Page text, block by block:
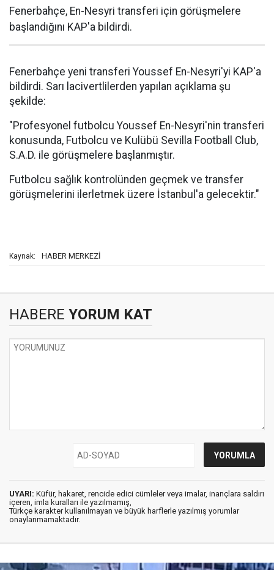
Fenerbahçe, En-Nesyri transferi için görüşmelere
başlandığını KAP'a bildirdi.
Fenerbahçe yeni transferi Youssef En-Nesyri'yi KAP'a
bildirdi. Sarı lacivertlilerden yapılan açıklama şu
şekilde:
"Profesyonel futbolcu Youssef En-Nesyri'nin transferi
konusunda, Futbolcu ve Kulübü Sevilla Football Club,
S.A.D. ile görüşmelere başlanmıştır.
Futbolcu sağlık kontrolünden geçmek ve transfer
görüşmelerini ilerletmek üzere İstanbul'a gelecektir."
Kaynak: HABER MERKEZİ
HABERE YORUM KAT
UYARI: Küfür, hakaret, rencide edici cümleler veya imalar, inançlara saldırı
içeren, imla kuralları ile yazılmamış,
Türkçe karakter kullanılmayan ve büyük harflerle yazılmış yorumlar
onaylanmamaktadır.